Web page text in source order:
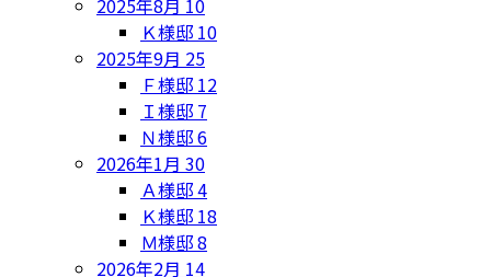
2025年8月 10
Ｋ様邸 10
2025年9月 25
Ｆ様邸 12
Ｉ様邸 7
Ｎ様邸6
2026年1月 30
Ａ様邸4
Ｋ様邸 18
Ｍ様邸8
2026年2月 14